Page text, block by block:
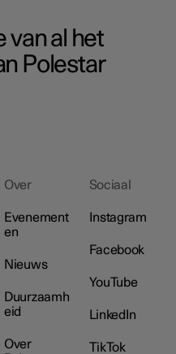
van al het
Polestar
Over
Evenement
en
Nieuws
Duurzaamh
eid
Over
Sociaal
Instagram
Facebook
YouTube
LinkedIn
TikTok